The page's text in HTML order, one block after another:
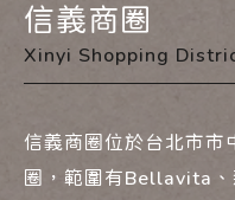
信義商圈
Xinyi Shopping
信義商圈位於台北市市
圈，範圍有Bellavita、